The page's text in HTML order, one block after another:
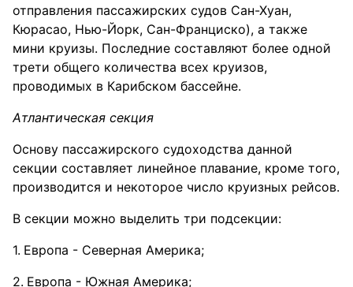
отправления пассажирских судов Сан-Хуан,
Кюрасао, Нью-Йорк, Сан-Франциско), а также
мини круизы. Последние составляют более одной
трети общего количества всех круизов,
проводимых в Карибском бассейне.
Атлантическая секция
Основу пассажирского судоходства данной
секции составляет линейное плавание, кроме того,
производится и некоторое число круизных рейсов.
В секции можно выделить три подсекции:
Европа - Северная Америка;
Европа - Южная Америка;